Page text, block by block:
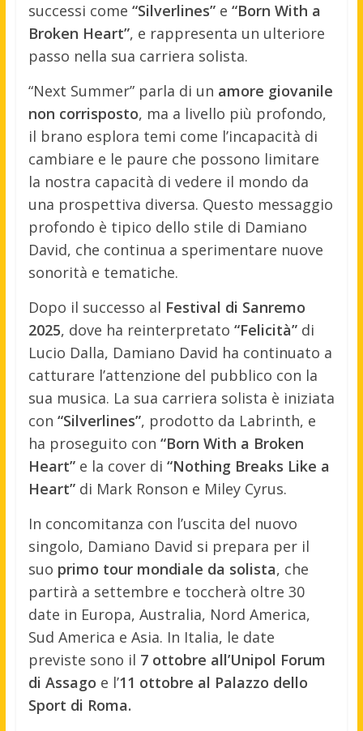
successi come “Silverlines”e “Born With a
Broken Heart”, e rappresenta un ulteriore
passo nella sua carriera solista.
“Next Summer” parla di un amore giovanile
non corrisposto, ma a livello più profondo,
il brano esplora temi come l’incapacità di
cambiare e le paure che possono limitare
la nostra capacità di vedere il mondo da
una prospettiva diversa. Questo messaggio
profondo è tipico dello stile di Damiano
David, che continua a sperimentare nuove
sonorità e tematiche.
Dopo il successo al Festival di Sanremo
2025, dove ha reinterpretato “Felicità”di
Lucio Dalla, Damiano David ha continuato a
catturare l’attenzione del pubblico con la
sua musica. La sua carriera solista è iniziata
con “Silverlines”, prodotto da Labrinth, e
ha proseguito con “Born With a Broken
Heart”e la cover di “Nothing Breaks Like a
Heart”di Mark Ronson e Miley Cyrus.
In concomitanza con l’uscita del nuovo
singolo, Damiano David si prepara per il
suo primo tour mondiale da solista, che
partirà a settembre e toccherà oltre 30
date in Europa, Australia, Nord America,
Sud America e Asia. In Italia, le date
previste sono il 7 ottobre all’Unipol Forum
di Assago e l’11 ottobre al Palazzo dello
Sport di Roma.